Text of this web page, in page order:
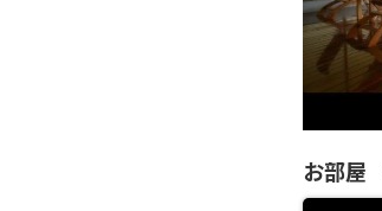
お部屋